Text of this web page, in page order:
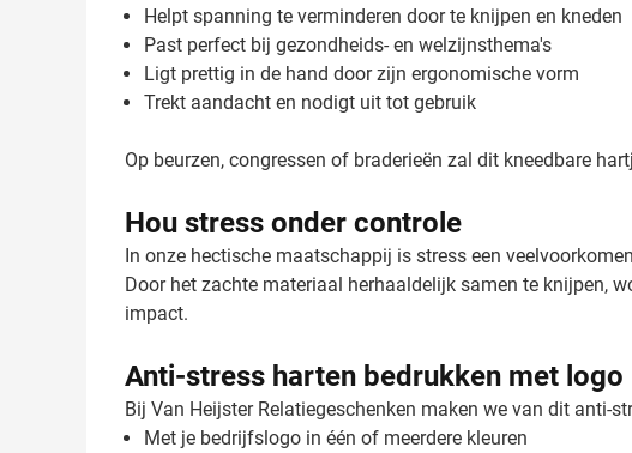
Helpt spanning te verminderen door te knijpen en kneden
Past perfect bij gezondheids- en welzijnsthema's
Ligt prettig in de hand door zijn ergonomische vorm
Trekt aandacht en nodigt uit tot gebruik
Op beurzen, congressen of braderieën zal dit kneedbare
Hou stress onder controle
In onze hectische maatschappij is stress een
Door het zachte materiaal herhaaldelijk samen te knijpen,
impact.
Anti-stress harten bedrukken met logo
Bij Van Heijster Relatiegeschenken maken we van dit anti-
Met je bedrijfslogo in één of meerdere kleuren